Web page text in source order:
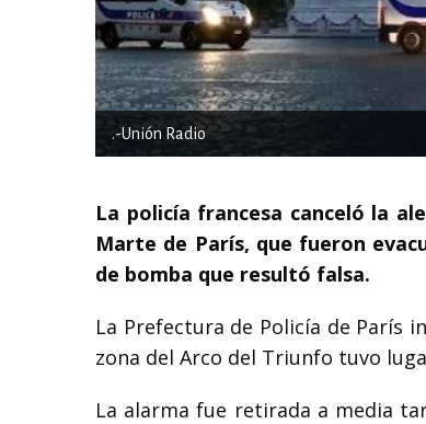
.-Unión Radio
La policía francesa canceló la
Marte de París, que fueron
de bomba que resultó falsa.
La Prefectura de Policía de París
zona del Arco del Triunfo tuvo
La alarma fue retirada a media